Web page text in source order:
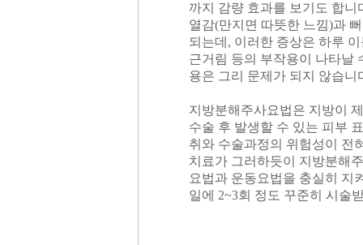
까지 감량 효과를 보기도 합
열감(만지면 따뜻한 느낌)과
되는데, 이러한 증상은 하루
근거림 등의 부작용이 나타날
용은 그리 문제가 되지 않습니
지방분해주사요법은 지방이
수술 후 발생할 수 있는 피부
취와 수술과정의 위험성이 전
치료가 그러하듯이 지방분해
요법과 운동요법을 충실히 지
일에 2~3회 정도 꾸준히 시술